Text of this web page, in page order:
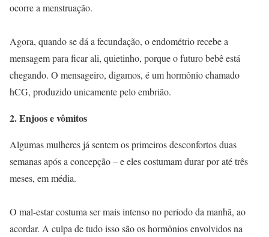
ocorre a menstruação.
Agora, quando se dá a fecundação, o endométrio recebe a
mensagem para ficar ali, quietinho, porque o futuro bebê está
chegando. O mensageiro, digamos, é um hormônio chamado
hCG, produzido unicamente pelo embrião.
2. Enjoos e vômitos
Algumas mulheres já sentem os primeiros desconfortos duas
semanas após a concepção – e eles costumam durar por até três
meses, em média.
O mal-estar costuma ser mais intenso no período da manhã, ao
acordar. A culpa de tudo isso são os hormônios envolvidos na